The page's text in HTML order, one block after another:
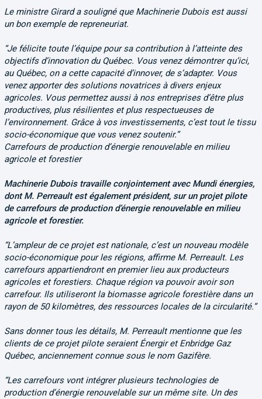
Le ministre Girard a souligné que Machinerie Dubois est aussi
un bon exemple de repreneuriat.
“Je félicite toute l’équipe pour sa contribution à l’atteinte des
objectifs d’innovation du Québec. Vous venez démontrer qu’ici,
au Québec, on a cette capacité d’innover, de s’adapter. Vous
venez apporter des solutions novatrices à divers enjeux
agricoles. Vous permettez aussi à nos entreprises d’être plus
productives, plus résilientes et plus respectueuses de
l’environnement. Grâce à vos investissements, c’est tout le tissu
socio-économique que vous venez soutenir.”
Carrefours de production d’énergie renouvelable en milieu
agricole et forestier
Machinerie Dubois travaille conjointement avec Mundi énergies,
dont M. Perreault est également président, sur un projet pilote
de carrefours de production d’énergie renouvelable en milieu
agricole et forestier.
“L’ampleur de ce projet est nationale, c’est un nouveau modèle
socio-économique pour les régions, affirme M. Perreault. Les
carrefours appartiendront en premier lieu aux producteurs
agricoles et forestiers. Chaque région va pouvoir avoir son
carrefour. Ils utiliseront la biomasse agricole forestière dans un
rayon de 50 kilomètres, des ressources locales de la circularité.”
Sans donner tous les détails, M. Perreault mentionne que les
clients de ce projet pilote seraient Énergir et Enbridge Gaz
Québec, anciennement connue sous le nom Gazifère.
“Les carrefours vont intégrer plusieurs technologies de
production d’énergie renouvelable sur un même site. Un des